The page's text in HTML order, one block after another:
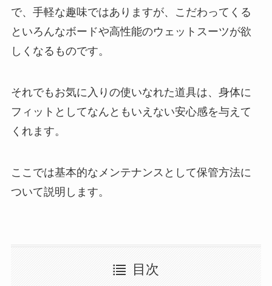
で、手軽な趣味ではありますが、こだわってくる
といろんなボードや高性能のウェットスーツが欲
しくなるものです。
それでもお気に入りの使いなれた道具は、身体に
フィットとしてなんともいえない安心感を与えて
くれます。
ここでは基本的なメンテナンスとして保管方法に
ついて説明します。
目次